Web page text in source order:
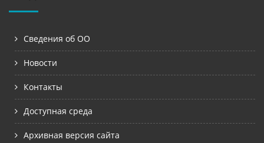
Сведения об ОО
Новости
Контакты
Доступная среда
Архивная версия сайта